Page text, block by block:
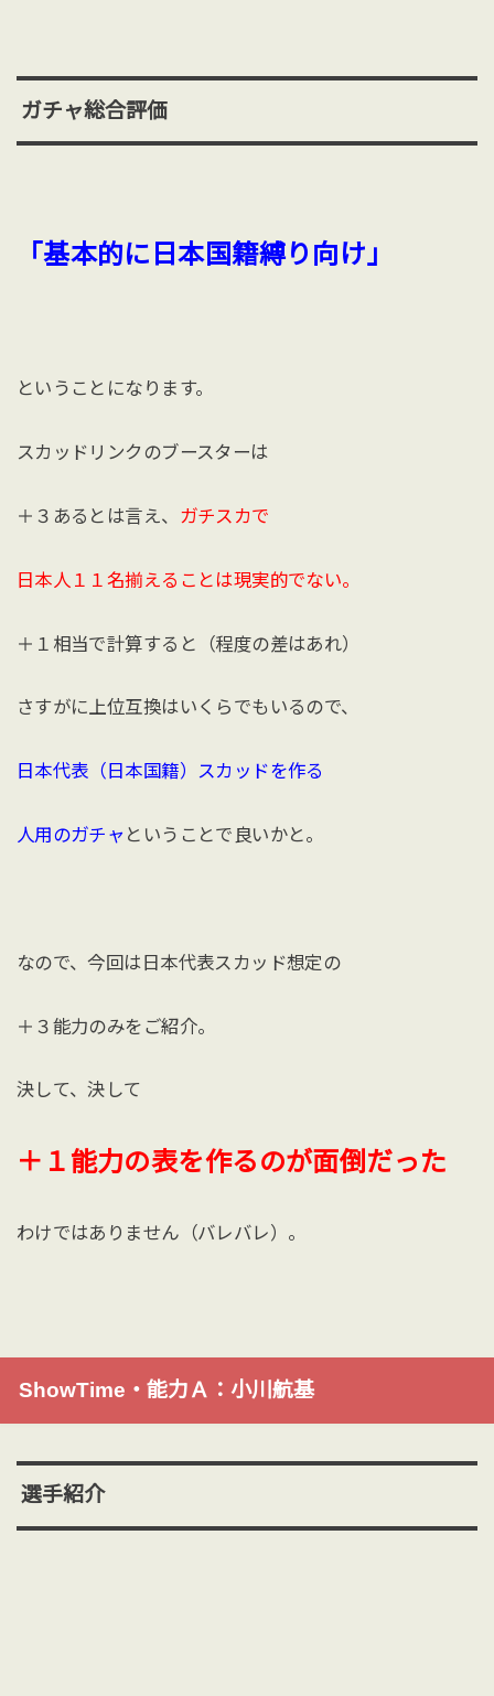
ガチャ総合評価
「基本的に日本国籍縛り向け」
ということになります。
スカッドリンクのブースターは
＋３あるとは言え、 ガチスカで
日本人１１名揃えることは現実的でない。
＋１相当で計算すると（程度の差はあれ）
さすがに上位互換はいくらでもいるので、
日本代表（日本国籍）スカッドを作る
人用のガチャ ということで良いかと。
なので、今回は日本代表スカッド想定の
＋３能力のみをご紹介。
決して、決して
＋１能力の表を作るのが面倒だった
わけではありません（バレバレ）。
ShowTime・能力Ａ：小川航基
選手紹介